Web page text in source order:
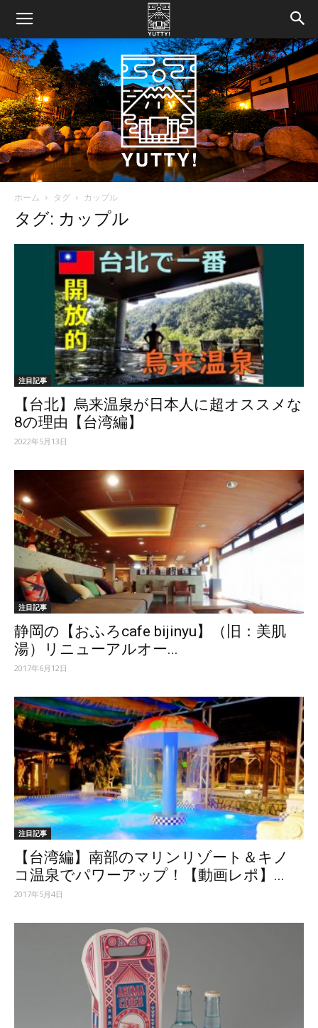
【ユ
ッ
テ
ィ】
ホーム タグ カップル
タグ: カップル
注目記事
【台北】烏来温泉が日本人に超オススメな
8の理由【台湾編】
2022年5月13日
注目記事
静岡の【おふろcafe bijinyu】（旧：美肌
湯）リニューアルオー...
2017年6月12日
注目記事
【台湾編】南部のマリンリゾート＆キノ
コ温泉でパワーアップ！【動画レポ】...
2017年5月4日